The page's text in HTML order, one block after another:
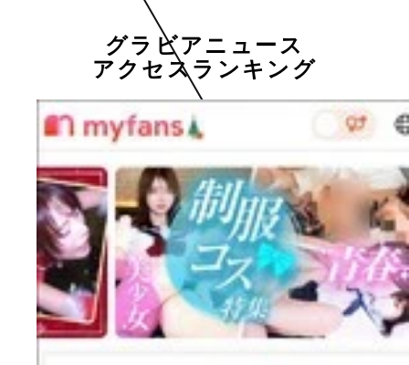
グラビアニュース
アクセスランキング